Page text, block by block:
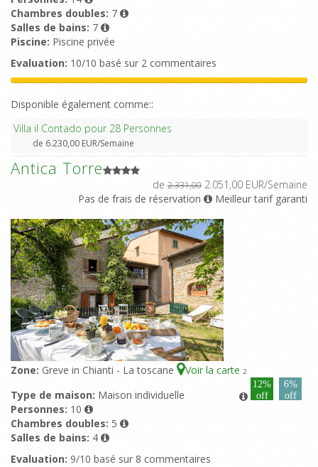
Chambres doubles: 7
Salles de bains: 7
Piscine: Piscine privée
Evaluation: 10/10 basé sur 2 commentaires
Disponible également comme::
Villa il Contado pour 28 Personnes
de 6.230,00 EUR/Semaine
Antica Torre
de 2.331,00 2.051,00 EUR/Semaine
Pas de frais de réservation
Meilleur tarif garanti
Zone: Greve in Chianti - La toscane Voir la carte 2
12%
off
6%
off
Type de maison: Maison individuelle
Personnes: 10
Chambres doubles: 5
Salles de bains: 4
Evaluation: 9/10 basé sur 8 commentaires